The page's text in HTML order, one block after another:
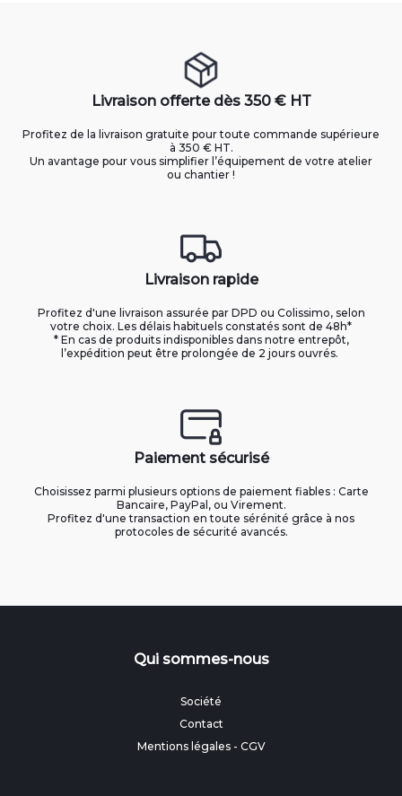
Livraison offerte dès 350 € HT
Profitez de la livraison gratuite pour toute commande supérieure
à 350 € HT.
Un avantage pour vous simplifier l’équipement de votre atelier
ou chantier !
Livraison rapide
Profitez d'une livraison assurée par DPD ou Colissimo, selon
votre choix. Les délais habituels constatés sont de 48h*
* En cas de produits indisponibles dans notre entrepôt,
l’expédition peut être prolongée de 2 jours ouvrés.
Paiement sécurisé
Choisissez parmi plusieurs options de paiement fiables : Carte
Bancaire, PayPal, ou Virement.
Profitez d'une transaction en toute sérénité grâce à nos
protocoles de sécurité avancés.
Qui sommes-nous
Société
Contact
Mentions légales- CGV